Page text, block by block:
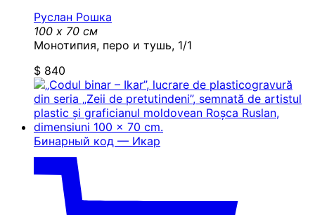
Руслан Рошка
100 x 70 см
Монотипия, перо и тушь, 1/1
$ 840
Бинарный код — Икар